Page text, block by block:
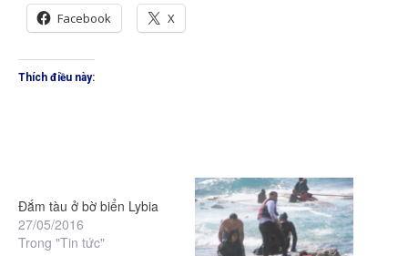
Facebook X
Thích điều này:
Đắm tàu ở bờ biển Lybia
27/05/2016
Trong "Tin tức"